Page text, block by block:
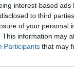
interest-based
to third
of your personal
This information may
Participants that may
ABC 6
teilnehmen